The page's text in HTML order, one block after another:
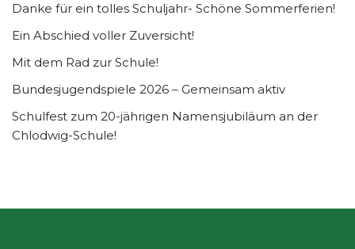
Danke für ein tolles Schuljahr- Schöne Sommerferien!
Ein Abschied voller Zuversicht!
Mit dem Rad zur Schule!
Bundesjugendspiele 2026 – Gemeinsam aktiv
Schulfest zum 20-jährigen Namensjubiläum an der
Chlodwig-Schule!